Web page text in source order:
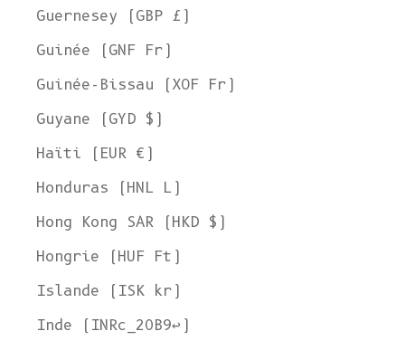
Guernesey (GBP £)
Guinée (GNF Fr)
Guinée-Bissau (XOF Fr)
Guyane (GYD $)
Haïti (EUR €)
Honduras (HNL L)
Hong Kong SAR (HKD $)
Hongrie (HUF Ft)
Islande (ISK kr)
Inde (INRc_20B9↩)